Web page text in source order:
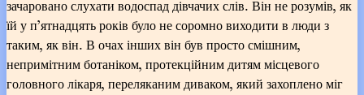
зачаровано слухати водоспад дівчачих слів. Він не розумів, як
їй у п’ятнадцять років було не соромно виходити в люди з
таким, як він. В очах інших він був просто смішним,
непримітним ботаніком, протекційним дитям місцевого
головного лікаря, переляканим диваком, який захоплено міг